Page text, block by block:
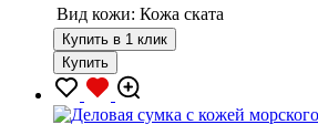
Вид кожи: Кожа ската
Купить в 1 клик
Купить